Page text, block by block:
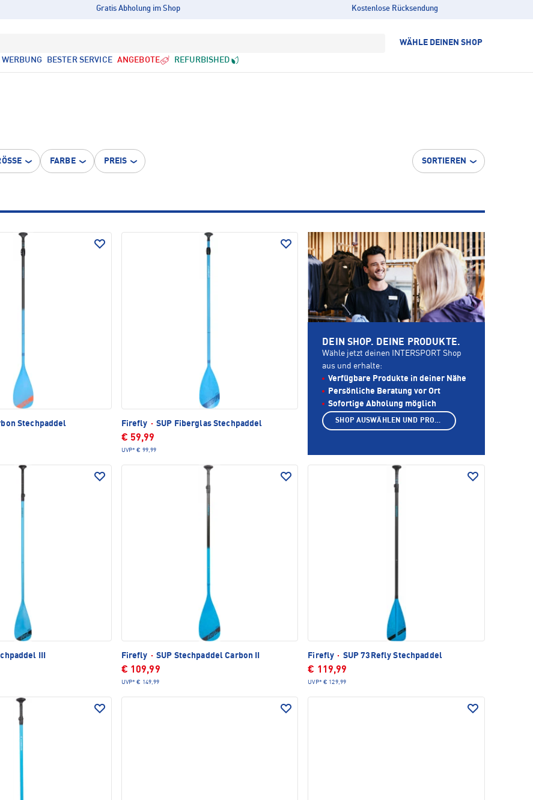
Gratis Abholung im Shop Kostenlose Rücksendung
WÄHLE DEINEN SHOP
BESTER SERVICE ANGEBOTE REFURBISHED
FARBE PREIS SORTIEREN
Stechpaddel Firefly · SUP Fiberglas Stechpaddel
€ 59,99
UVP* € 99,99
III Firefly · SUP Stechpaddel Carbon II
€ 109,99
UVP* € 149,99
Firefly · SUP 73Refly Stechpaddel
€ 119,99
UVP* € 129,99
DEIN SHOP. DEINE PRODUKTE.
Wähle jetzt deinen INTERSPORT Shop
aus und erhalte:
Verfügbare Produkte in deiner Nähe
Persönliche Beratung vor Ort
Sofortige Abholung möglich
SHOP AUSWÄHLEN UND PRODUKTE ANZEIGEN